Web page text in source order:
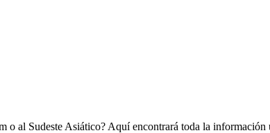
o al Sudeste Asiático? Aquí encontrará toda la información